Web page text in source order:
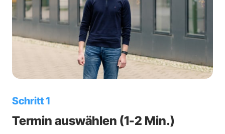
Schritt 1
Termin auswählen (1-2 Min.)